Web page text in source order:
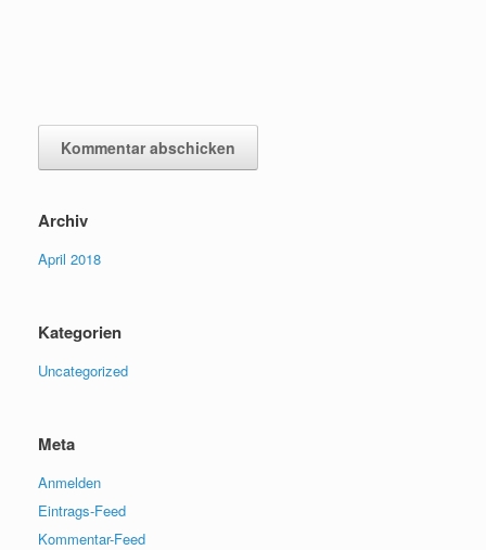
Archiv
April 2018
Kategorien
Uncategorized
Meta
Anmelden
Eintrags-Feed
Kommentar-Feed